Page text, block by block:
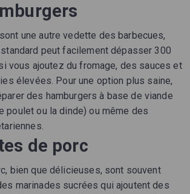
une autre vedette des barbecues,
peut facilement dépasser 300
vous ajoutez du fromage, des sauces et
élevées. Pour une option plus saine,
des hamburgers à base de viande
poulet ou la dinde) ou même des
de porc
bien que délicieuses, sont souvent
marinades sucrées qui ajoutent des